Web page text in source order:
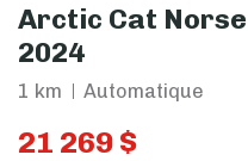
Arctic Cat
2024
1 km Automatique
21 269 $